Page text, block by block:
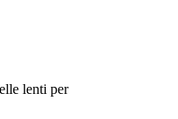
lenti per